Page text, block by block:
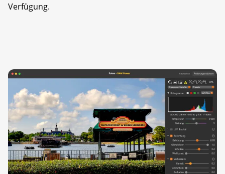
Verfügung.